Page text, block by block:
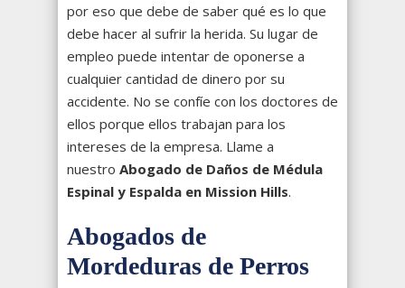
por eso que debe de saber qué es lo que
debe hacer al sufrir la herida. Su lugar de
empleo puede intentar de oponerse a
cualquier cantidad de dinero por su
accidente. No se confíe con los doctores de
ellos porque ellos trabajan para los
intereses de la empresa. Llame a
nuestro Abogado de Daños de Médula
Espinal y Espalda en Mission Hills.
Abogados de
Mordeduras de Perros